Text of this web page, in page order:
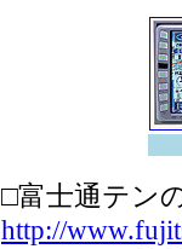
□富士通テン
http://